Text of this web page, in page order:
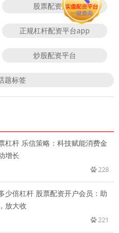
股票配资风险
正规杠杆配资平台app
炒股配资平台
题标签
杠杆 乐信策略：科技赋能消费金
增长
228
少倍杠杆 股票配资开户会员：助
放大收
221